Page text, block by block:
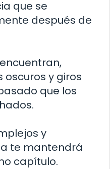
que se
después de
y giros
que los
y
te mantendrá
capítulo.